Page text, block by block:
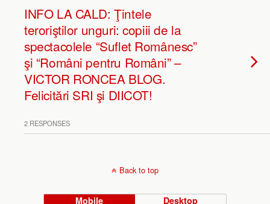
INFO LA CALD: Ţintele
teroriştilor unguri: copiii de la
spectacolele “Suflet Românesc”
şi “Români pentru Români” –
VICTOR RONCEA BLOG.
Felicitări SRI şi DIICOT!
2 RESPONSES
Back to top
Mobile Desktop